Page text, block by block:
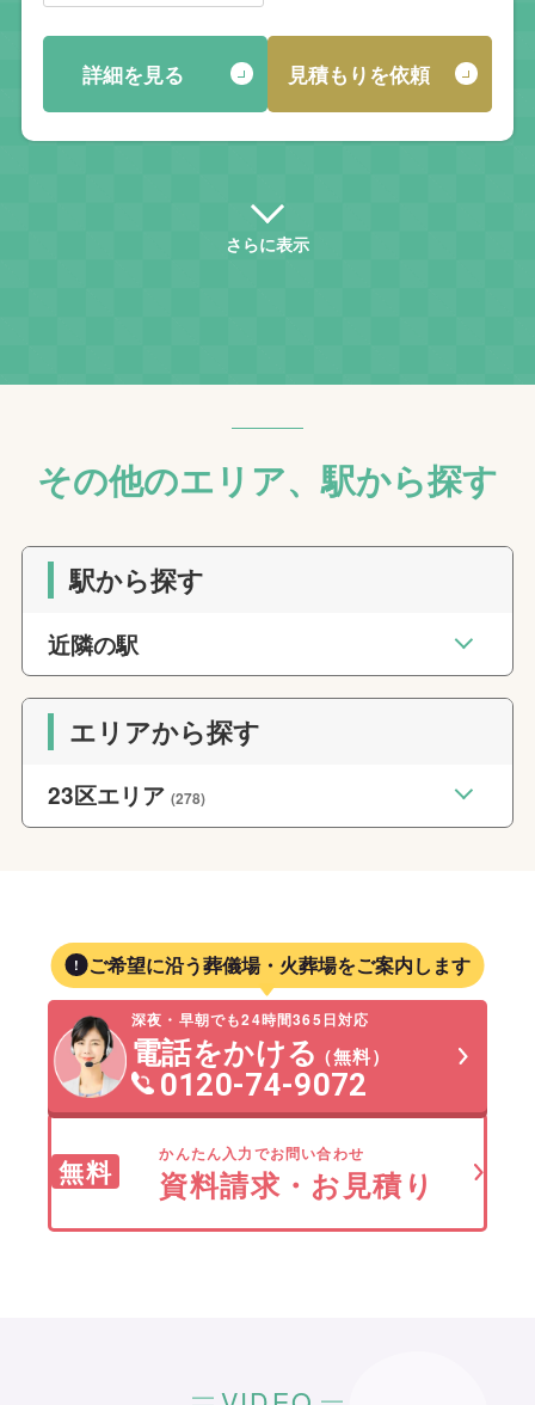
詳細を見る 見積もりを依頼
さらに表示
その他のエリア、駅から探す
駅から探す
近隣の駅
エリアから探す
23区エリア(278)
ご希望に沿う葬儀場・火葬場をご案内します
深夜・早朝でも24時間365日対応
電話をかける（無料）
0120-74-9072
無料
かんたん入力でお問い合わせ
資料請求・お見積り